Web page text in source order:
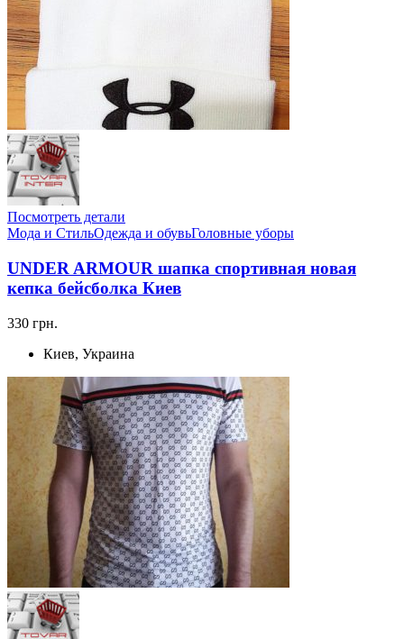
Посмотреть детали
Мода и СтильОдежда и обувьГоловные уборы
UNDER ARMOUR шапка спортивная новая
кепка бейсболка Киев
330 грн.
Киев, Украина